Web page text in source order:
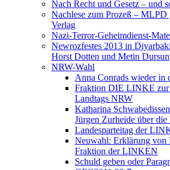
Nach Recht und Gesetz – und
Nachlese zum Prozeß – MLPD
Verlag
Nazi-Terror-Geheimdienst-
Newrozfestes 2013 in
Horst Dotten und Metin Dursun
NRW-Wahl
Anna Conrads wieder in
Fraktion DIE LINKE zur
Landtags NRW
Katharina
Jürgen Zurheide über
Landesparteitag der
Neuwahl: Erklärung von
Fraktion der LINKEN
Schuld geben oder